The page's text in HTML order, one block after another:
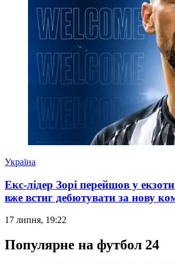
Україна
Екс-лідер Зорі перейшов у
вже встиг дебютувати за нову
17 липня, 19:22
Популярне на футбол 24